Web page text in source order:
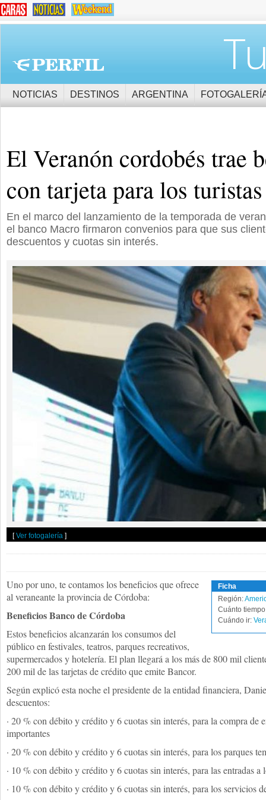
NOTICIAS DESTINOS ARGENTINA
El Veranón cordobés trae
con tarjeta para los turistas
En el marco del lanzamiento de la temporada de
el banco Macro firmaron convenios para que sus
descuentos y cuotas sin interés.
[Ver fotogalería ]
Ficha
Región:
Cuánto
Cuándo ir:
Uno por uno, te contamos los beneficios que ofrece
al veraneante la provincia de Córdoba:
Beneficios Banco de Córdoba
Estos beneficios alcanzarán los consumos del
público en festivales, teatros, parques recreativos,
supermercados y hotelería. El plan llegará a los más de 800 mil
200 mil de las tarjetas de crédito que emite Bancor.
Según explicó esta noche el presidente de la entidad financiera,
descuentos:
· 20 % con débito y crédito y 6 cuotas sin interés, para la compra de
importantes
· 20 % con débito y crédito y 6 cuotas sin interés, para los parques
· 10 % con débito y crédito y 6 cuotas sin interés, para las entradas a
· 10 % con débito y crédito y 6 cuotas sin interés, para los servicios